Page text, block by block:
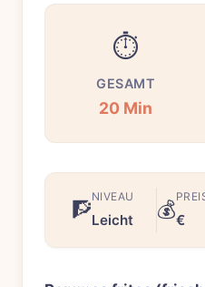
⏱️
GESAMT
20 Min
🧗
NIVEAU
Leicht 💰€